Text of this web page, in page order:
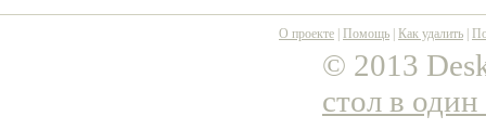
О проекте Помощь Как удалить
© 2013
стол в